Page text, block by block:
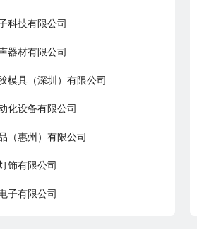
科技有限公司
器材有限公司
模具（深圳）有限公司
化设备有限公司
（惠州）有限公司
饰有限公司
子有限公司